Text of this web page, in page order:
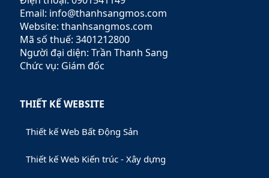
Email: info@thanhsangmos.com
Website: thanhsangmos.com
Mã số thuế: 3401212800
Người đại diện: Trần Thanh Sang
Chức vụ: Giám đốc
THIẾT KẾ WEBSITE
Thiết kế Web Bất Động Sản
Thiết kế Web Kiến trúc - Xây dựng